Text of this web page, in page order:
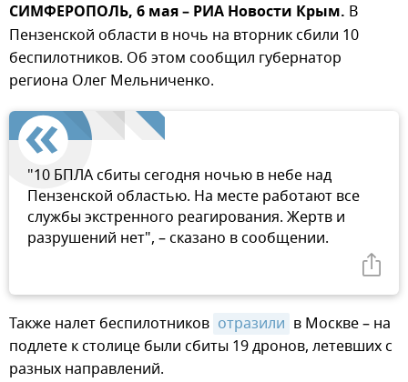
СИМФЕРОПОЛЬ, 6 мая – РИА Новости Крым. В
Пензенской области в ночь на вторник сбили 10
беспилотников. Об этом сообщил губернатор
региона Олег Мельниченко.
"10 БПЛА сбиты сегодня ночью в небе над
Пензенской областью. На месте работают все
службы экстренного реагирования. Жертв и
разрушений нет", – сказано в сообщении.
Также налет беспилотников отразили в Москве – на
подлете к столице были сбиты 19 дронов, летевших с
разных направлений.